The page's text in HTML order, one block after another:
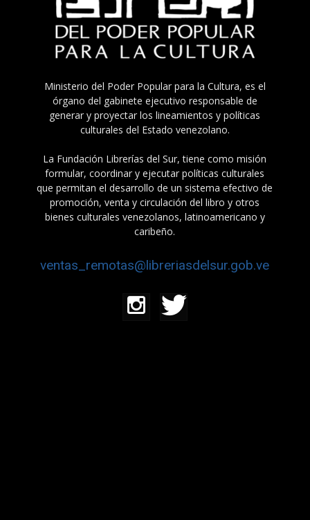
Ministerio del Poder Popular para la Cultura, es el
órgano del gabinete ejecutivo responsable de
generar y proyectar los lineamientos y políticas
culturales del Estado venezolano.
La Fundación Librerías del Sur, tiene como misión
formular, coordinar y ejecutar políticas culturales
que permitan el desarrollo de un sistema efectivo de
promoción, venta y circulación del libro y otros
bienes culturales venezolanos, latinoamericano y
caribeño.
ventas_remotas@libreriasdelsur.gob.ve